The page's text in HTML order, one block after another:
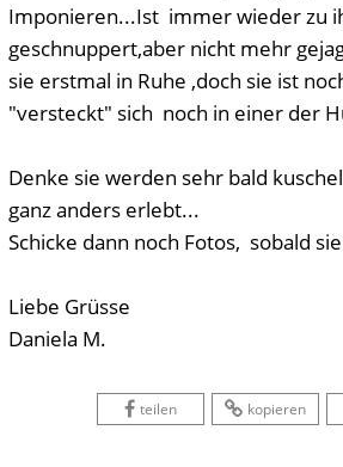
Imponieren...Ist immer wieder zu
geschnuppert,aber nicht mehr
sie erstmal in Ruhe ,doch sie ist
"versteckt" sich noch in einer der
Denke sie werden sehr bald
ganz anders erlebt...
Schicke dann noch Fotos, sobald
Liebe Grüsse
Daniela M.
teilen kopieren